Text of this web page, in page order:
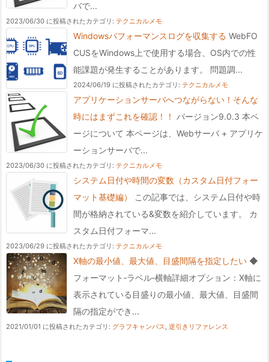
バで...
2023/06/30 に投稿されたカテゴリ: テクニカルメモ
Windowsパフォーマンスログを収集する WebFO
CUSをWindows上で使用する場合、OS内での性
能課題が発生することがあります。 問題調...
2024/06/19 に投稿されたカテゴリ: テクニカルメモ
アプリケーションサーバへつながらない！そんな
時にはまずこれを確認！！ バージョン9.0.3 本ペ
ージについて 本ページは、Webサーバ + アプリケ
ーションサーバで...
2023/06/30 に投稿されたカテゴリ: テクニカルメモ
システム日付や時間の変数（カスタム日付フォー
マット基礎編）
この記事では、システム日付や時
間が格納されている&変数を紹介しています。 カ
スタム日付フォーマ...
2023/06/29 に投稿されたカテゴリ: テクニカルメモ
X軸の最小値、最大値、目盛間隔を指定したい ◆
フォーマット‐ラベル‐横軸詳細オプション：X軸に
表示されている目盛りの最小値、最大値、目盛間
隔の指定ができ...
2021/01/01 に投稿されたカテゴリ: グラフキャンバス, 逆引きリファレンス